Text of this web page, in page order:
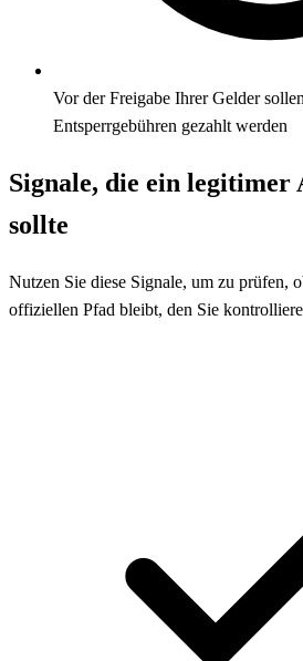
Vor der Freigabe Ihrer Gelder
Entsperrgebühren gezahlt werden
Signale, die ein legitimer
sollte
Nutzen Sie diese Signale, um zu prüfen,
offiziellen Pfad bleibt, den Sie